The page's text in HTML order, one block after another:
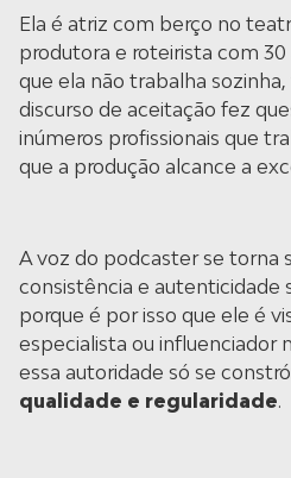
Ela é atriz com berço no
produtora e roteirista com 30
que ela não trabalha
discurso de aceitação fez
inúmeros profissionais que
que a produção alcance a
A voz do podcaster se torna
consistência e autenticidade
porque é por isso que ele é
especialista ou influenciador
essa autoridade só se
qualidade e regularidade.